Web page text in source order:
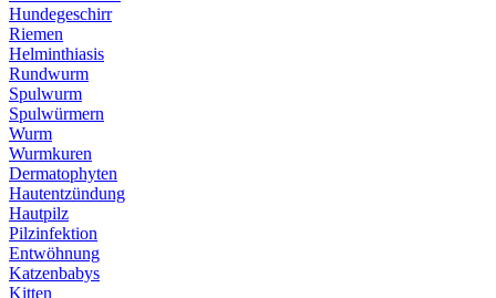
Hundegeschirr
Riemen
Helminthiasis
Rundwurm
Spulwurm
Spulwürmern
Wurm
Wurmkuren
Dermatophyten
Hautentzündung
Hautpilz
Pilzinfektion
Entwöhnung
Katzenbabys
Kitten